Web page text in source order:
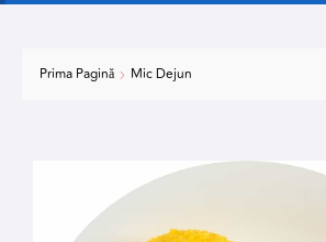
Prima Pagină Mic Dejun